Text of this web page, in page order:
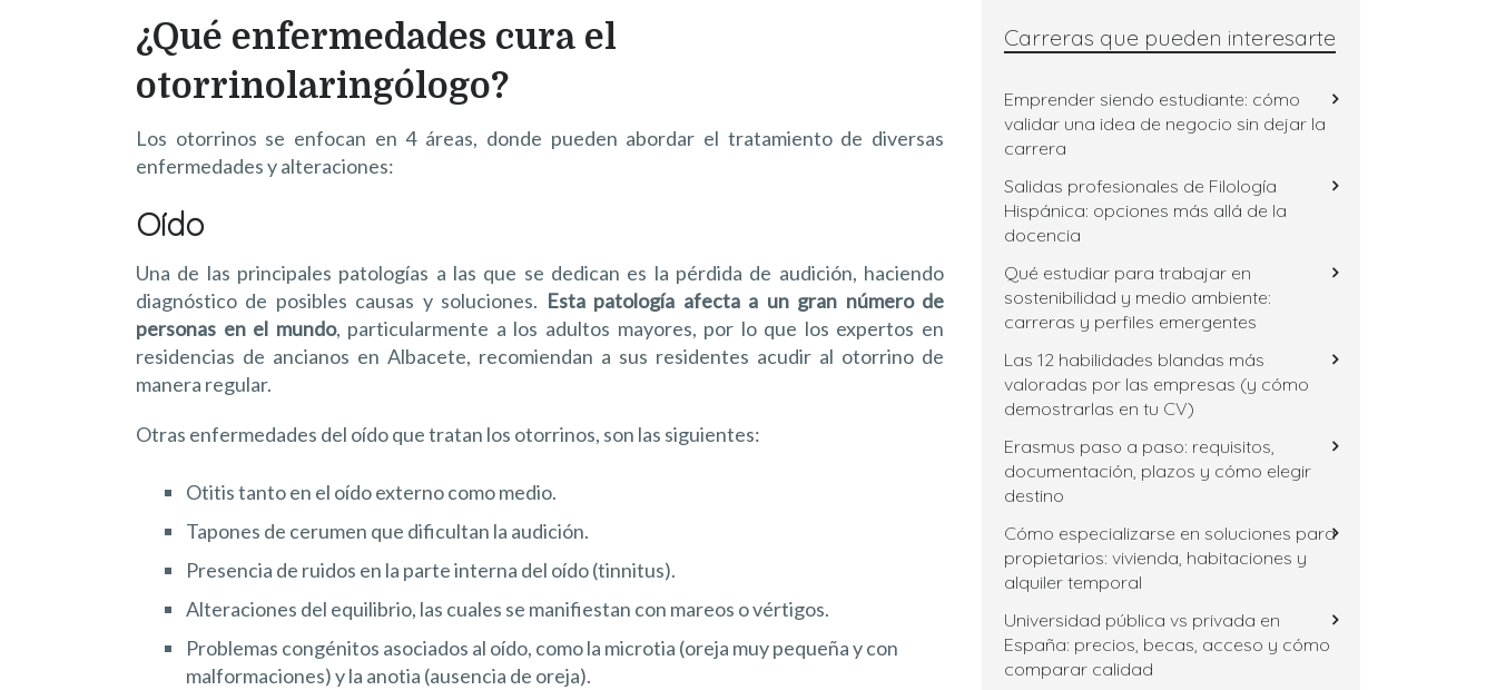
¿Qué enfermedades cura el
otorrinolaringólogo?
Los otorrinos se enfocan en 4 áreas, donde pueden abordar el tratamiento de diversas
enfermedades y alteraciones:
Oído
Una de las principales patologías a las que se dedican es la pérdida de audición, haciendo
diagnóstico de posibles causas y soluciones. Esta patología afecta a un gran número de
personas en el mundo, particularmente a los adultos mayores, por lo que los expertos en
residencias de ancianos en Albacete, recomiendan a sus residentes acudir al otorrino de
manera regular.
Otras enfermedades del oído que tratan los otorrinos, son las siguientes:
Otitis tanto en el oído externo como medio.
Tapones de cerumen que dificultan la audición.
Presencia de ruidos en la parte interna del oído (tinnitus).
Alteraciones del equilibrio, las cuales se manifiestan con mareos o vértigos.
Problemas congénitos asociados al oído, como la microtia (oreja muy pequeña y con
malformaciones) y la anotia (ausencia de oreja).
Carreras que pueden interesarte
Emprender siendo estudiante: cómo
validar una idea de negocio sin dejar la
carrera
Salidas profesionales de Filología
Hispánica: opciones más allá de la
docencia
Qué estudiar para trabajar en
sostenibilidad y medio ambiente:
carreras y perfiles emergentes
Las 12 habilidades blandas más
valoradas por las empresas (y cómo
demostrarlas en tu CV)
Erasmus paso a paso: requisitos,
documentación, plazos y cómo elegir
destino
Cómo especializarse en soluciones para
propietarios: vivienda, habitaciones y
alquiler temporal
Universidad pública vs privada en
España: precios, becas, acceso y cómo
comparar calidad